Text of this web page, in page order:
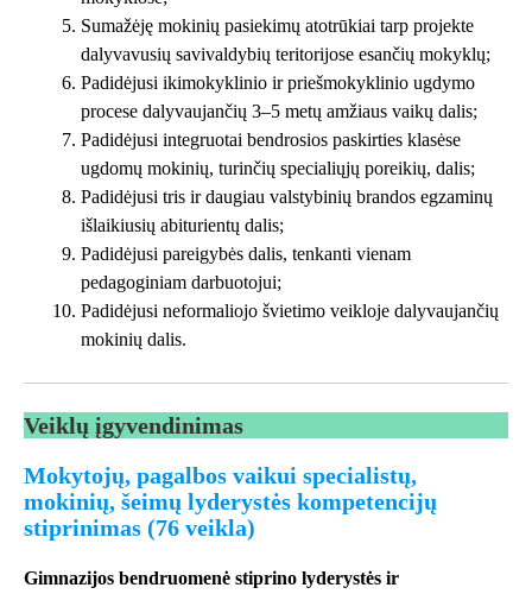
Sumažėję mokinių pasiekimų atotrūkiai tarp projekte
dalyvavusių savivaldybių teritorijose esančių mokyklų;
Padidėjusi ikimokyklinio ir priešmokyklinio ugdymo
procese dalyvaujančių 3–5 metų amžiaus vaikų dalis;
Padidėjusi integruotai bendrosios paskirties klasėse
ugdomų mokinių, turinčių specialiųjų poreikių, dalis;
Padidėjusi tris ir daugiau valstybinių brandos egzaminų
išlaikiusių abiturientų dalis;
Padidėjusi pareigybės dalis, tenkanti vienam
pedagoginiam darbuotojui;
Padidėjusi neformaliojo švietimo veikloje dalyvaujančių
mokinių dalis.
Veiklų įgyvendinimas
Mokytojų, pagalbos vaikui specialistų,
mokinių, šeimų lyderystės kompetencijų
stiprinimas (76 veikla)
Gimnazijos bendruomenė stiprino lyderystės ir